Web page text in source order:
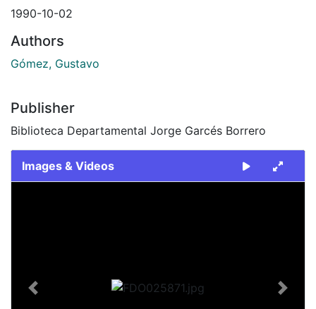
1990-10-02
Authors
Gómez, Gustavo
Publisher
Biblioteca Departamental Jorge Garcés Borrero
Images & Videos
Previous Next